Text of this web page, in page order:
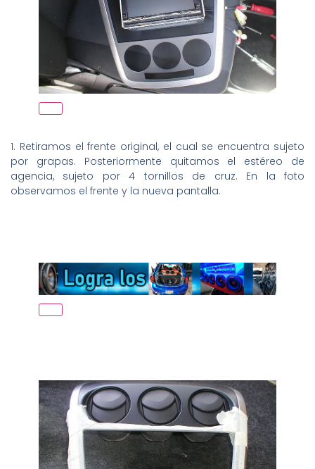
1. Retiramos el frente original, el cual se encuentra sujeto
por grapas. Posteriormente quitamos el estéreo de
agencia, sujeto por 4 tornillos de cruz. En la foto
observamos el frente y la nueva pantalla.